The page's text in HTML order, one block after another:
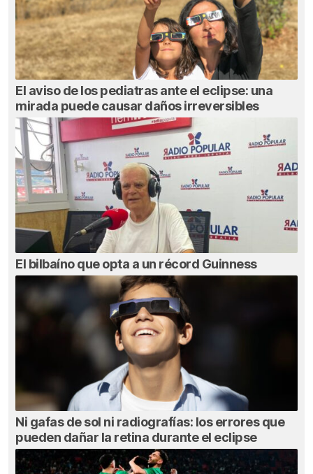
El aviso de los pediatras ante el eclipse: una
mirada puede causar daños irreversibles
El bilbaíno que opta a un récord Guinness
Ni gafas de sol ni radiografías: los errores que
pueden dañar la retina durante el eclipse